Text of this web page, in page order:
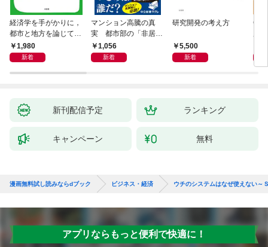
経済学を手がかりに，
都市と地方を論じてみ
よう1,980
新着
マンション高騰の真
実 都市部の「非居住
化」が街を壊す
1,056
新着
研究開発の考え方
5,500
新着
新刊配信予定 ランキング
キャンペーン 無料
漫画無料試し読みならdブック ビジネス・経済 ウチのシステムはなぜ使えない～
アプリならもっと便利で快適に！